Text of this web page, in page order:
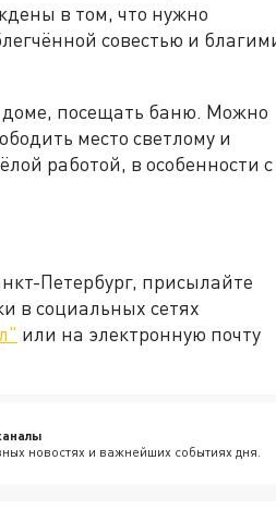
в том, что нужно
совестью и
доме, посещать баню. Можно
место светлому и
работой, в особенности с
Петербург, присылайте
в социальных сетях
или на электронную почту
новостях и важнейших событиях дня.